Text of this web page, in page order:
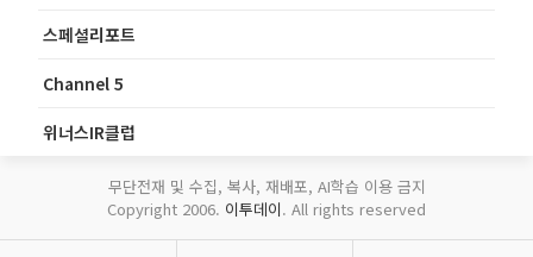
스페셜리포트
Channel 5
위너스IR클럽
무단전재 및 수집, 복사, 재배포, AI학습 이용 금지
Copyright 2006. 이투데이. All rights reserved